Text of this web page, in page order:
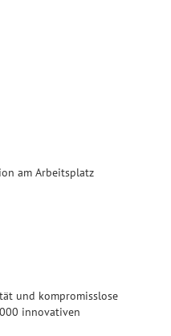
am Arbeitsplatz
und kompromisslose
innovativen